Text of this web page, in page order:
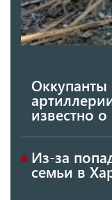
Оккупанты
известно
Из-за
семьи в